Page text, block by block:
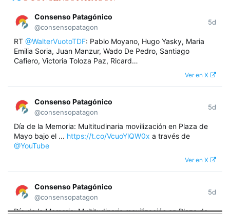
Consenso Patagónico
@consensopatagon
5d
RT @WalterVuotoTDF: Pablo Moyano, Hugo Yasky, Maria
Emilia Soria, Juan Manzur, Wado De Pedro, Santiago
Cafiero, Victoria Toloza Paz, Ricard…
Ver en X
Consenso Patagónico
@consensopatagon
5d
Día de la Memoria: Multitudinaria movilización en Plaza de
Mayo bajo el ... https://t.co/VcuoYlQW0x a través de
@YouTube
Ver en X
Consenso Patagónico
@consensopatagon
5d
Día de la Memoria: Multitudinaria movilización en Plaza de